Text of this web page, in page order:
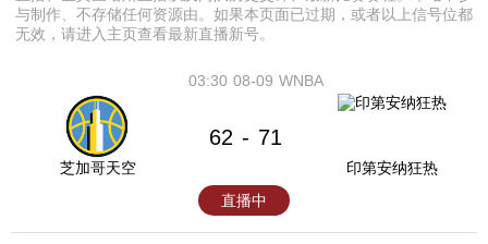
与制作、不存储任何资源由。如果本页面已过期，或者以上信号位都
无效，请进入主页查看最新直播新号。
08-09
03:30 WNBA
芝加哥天空
62 - 71
印第安纳狂热
直播中